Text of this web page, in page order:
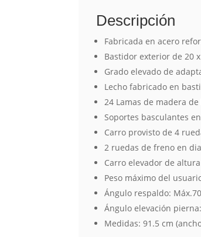
Descripción
Fabricada en acero
Bastidor exterior de 20
Grado elevado de
Lecho fabricado en
24 Lamas de madera
Soportes basculantes
Carro provisto de 4
2 ruedas de freno en
Carro elevador de
Peso máximo del
Ángulo respaldo:
Ángulo elevación
Medidas: 91.5 cm